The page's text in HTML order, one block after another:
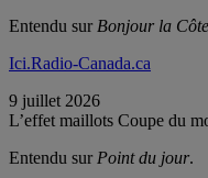
Entendu sur Bonjour la Côte
Ici.Radio-Canada.ca
9 juillet 2026
L’effet maillots Coupe du
Entendu sur Point du jour.